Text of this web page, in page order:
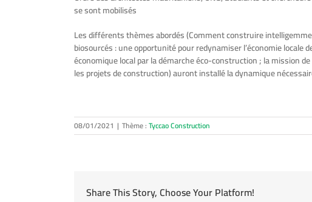
se sont mobilisés
Les différents thèmes abordés (Comment construire
biosourcés : une opportunité pour redynamiser l’économie
économique local par la démarche éco-construction ; la mission
les projets de construction) auront installé la dynamique
08/01/2021 | Thème :Tyccao Construction
Share This Story, Choose Your Platform!